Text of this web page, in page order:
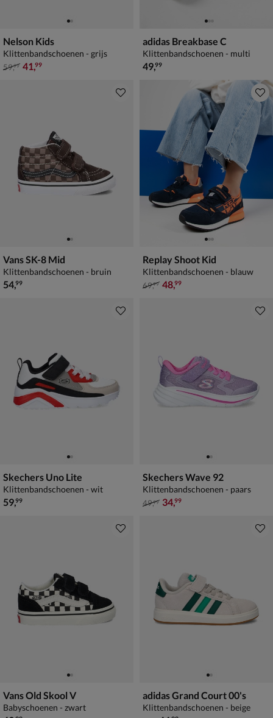
Nelson Kids
Klittenbandschoenen - grijs
van € 59,99 voor € 41,99
59,99 41,99
adidas Breakbase C
Klittenbandschoenen - multi
€ 49,99
49,99
Vans SK-8 Mid
Klittenbandschoenen - bruin
€ 54,99
54,99
Replay Shoot Kid
Klittenbandschoenen - blauw
van € 69,99 voor € 48,99
69,99 48,99
Skechers Uno Lite
Klittenbandschoenen - wit
€ 59,99
59,99
Skechers Wave 92
Klittenbandschoenen - paars
van € 49,99 voor € 34,99
49,99 34,99
Vans Old Skool V
Babyschoenen - zwart
adidas Grand Court 00's
Klittenbandschoenen - beige